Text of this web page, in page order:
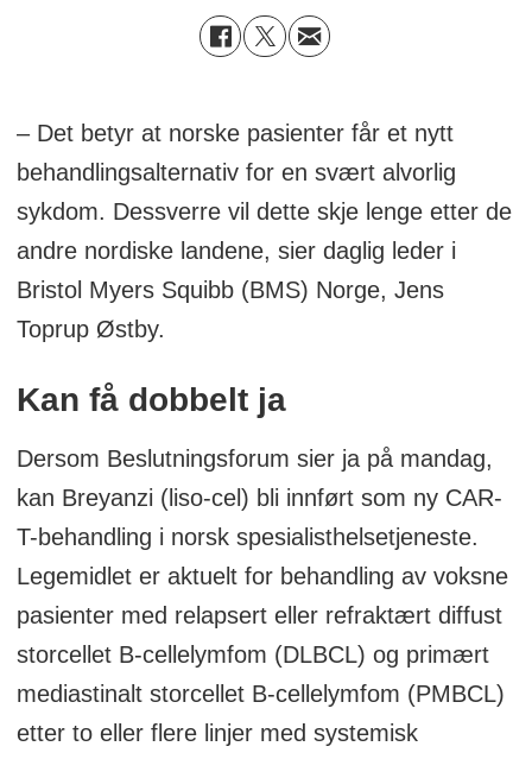
– Det betyr at norske pasienter får et nytt
behandlingsalternativ for en svært alvorlig
sykdom. Dessverre vil dette skje lenge etter de
andre nordiske landene, sier daglig leder i
Bristol Myers Squibb (BMS) Norge, Jens
Toprup Østby.
Kan få dobbelt ja
Dersom Beslutningsforum sier ja på mandag,
kan Breyanzi (liso-cel) bli innført som ny CAR-
T-behandling i norsk spesialisthelsetjeneste.
Legemidlet er aktuelt for behandling av voksne
pasienter med relapsert eller refraktært diffust
storcellet B-cellelymfom (DLBCL) og primært
mediastinalt storcellet B-cellelymfom (PMBCL)
etter to eller flere linjer med systemisk